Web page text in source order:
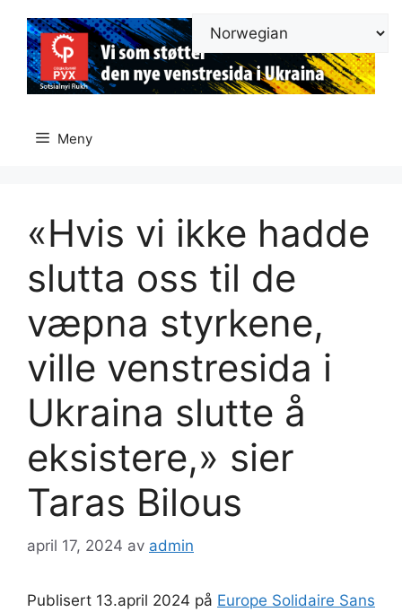
innhold
Meny
«Hvis vi ikke hadde
slutta oss til de
væpna styrkene,
ville venstresida i
Ukraina slutte å
eksistere,» sier
Taras Bilous
april 17, 2024 av admin
Publisert 13.april 2024 på Europe Solidaire Sans